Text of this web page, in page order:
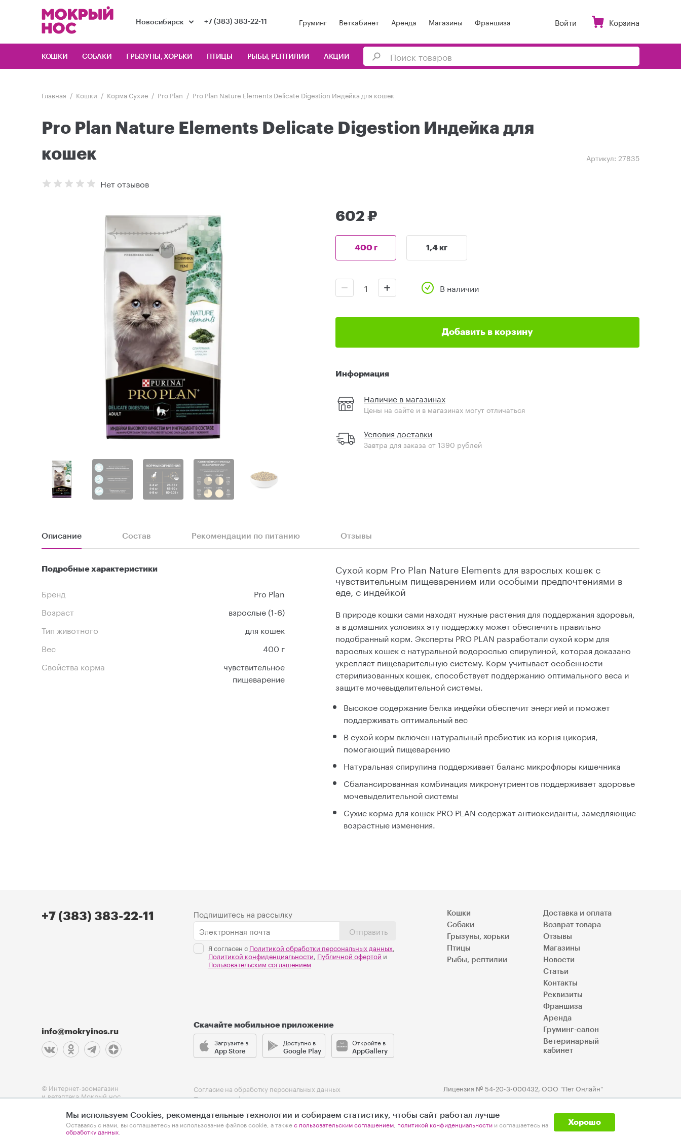
Новосибирск +7 (383) 383-22-11 Груминг Веткабинет Аренда Магазины Франшиза Войти Корзина
КОШКИ СОБАКИ ГРЫЗУНЫ, ХОРЬКИ ПТИЦЫ РЫБЫ, РЕПТИЛИИ АКЦИИ
Главная Кошки Корма Сухие Pro Plan Pro Plan Nature Elements Delicate Digestion Индейка для кошек
Pro Plan Nature Elements Delicate Digestion Индейка для
кошек
Артикул: 27835
Нет отзывов
602 ₽
400 г 1,4 кг
В наличии
Добавить в корзину
Информация
Наличие в магазинах
Цены на сайте и в магазинах могут отличаться
Условия доставки
Завтра для заказа от 1390 рублей
Описание Состав Рекомендации по питанию Отзывы
Подробные характеристики
Бренд
Pro Plan
Возраст
взрослые (1-6)
Тип животного
для кошек
Вес
400 г
Свойства корма
чувствительное
пищеварение
Сухой корм Pro Plan Nature Elements для взрослых кошек с
чувствительным пищеварением или особыми предпочтениями в
еде, с индейкой
В природе кошки сами находят нужные растения для поддержания здоровья,
а в домашних условиях эту поддержку может обеспечить правильно
подобранный корм. Эксперты PRO PLAN разработали сухой корм для
взрослых кошек с натуральной водорослью спирулиной, которая доказано
укрепляет пищеварительную систему. Корм учитывает особенности
стерилизованных кошек, способствует поддержанию оптимального веса и
защите мочевыделительной системы.
Высокое содержание белка индейки обеспечит энергией и поможет
поддерживать оптимальный вес
В сухой корм включен натуральный пребиотик из корня цикория,
помогающий пищеварению
Натуральная спирулина поддерживает баланс микрофлоры кишечника
Сбалансированная комбинация микронутриентов поддерживает здоровье
мочевыделительной системы
Сухие корма для кошек PRO PLAN содержат антиоксиданты, замедляющие
возрастные изменения.
Мы используем Cookies, рекомендательные технологии и собираем статистику, чтобы сайт работал лучше
Оставаясь с нами, вы соглашаетесь на использование файлов cookie, а такжес пользовательским соглашением политикой конфиденциальности и соглашаетесь на
обработку данных
Хорошо
+7 (383) 383-22-11
info@mokryinos.ru
Подпишитесь на рассылку
Отправить
Я согласен с Политикой обработки персональных данных,
Политикой конфиденциальности, Публичной офертой и
Пользовательским соглашением
Скачайте мобильное приложение
Загрузите в
App Store
Доступно в
Google Play
Откройте в
AppGallery
Кошки
Собаки
Грызуны, хорьки
Птицы
Рыбы, рептилии
Доставка и оплата
Возврат товара
Отзывы
Магазины
Новости
Статьи
Контакты
Реквизиты
Франшиза
Аренда
Груминг-салон
Ветеринарный
кабинет
© Интернет-зоомагазин
и ветаптека Мокрый нос
Согласие на обработку персональных данных
Политика конфиденциальности
Оферта
Лицензия № 54-20-3-000432, ООО "Пет Онлайн"